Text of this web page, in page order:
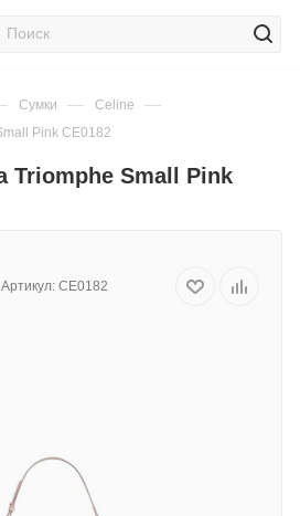
Сумки — Celine —
Pink CE0182
Triomphe Small Pink
Артикул: CE0182